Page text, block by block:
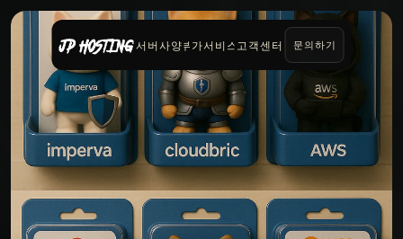
고객센터
부가서비스
서버사양 문의하기